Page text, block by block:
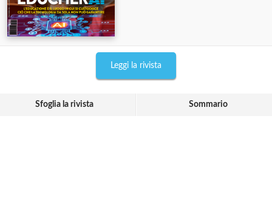
Leggi la rivista
Sfoglia la rivista Sommario